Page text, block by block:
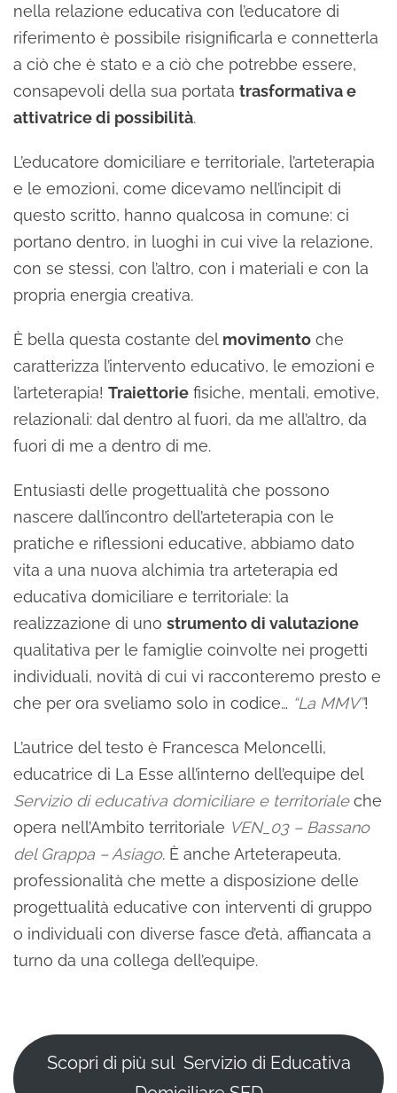
nella relazione educativa con l’educatore di
riferimento è possibile risignificarla e connetterla
a ciò che è stato e a ciò che potrebbe essere,
consapevoli della sua portata trasformativa e
attivatrice di possibilità.
L’educatore domiciliare e territoriale, l’arteterapia
e le emozioni, come dicevamo nell’incipit di
questo scritto, hanno qualcosa in comune: ci
portano dentro, in luoghi in cui vive la relazione,
con se stessi, con l’altro, con i materiali e con la
propria energia creativa.
È bella questa costante del movimento che
caratterizza l’intervento educativo, le emozioni e
l’arteterapia! Traiettorie fisiche, mentali, emotive,
relazionali: dal dentro al fuori, da me all’altro, da
fuori di me a dentro di me.
Entusiasti delle progettualità che possono
nascere dall’incontro dell’arteterapia con le
pratiche e riflessioni educative, abbiamo dato
vita a una nuova alchimia tra arteterapia ed
educativa domiciliare e territoriale: la
realizzazione di uno strumento di valutazione
qualitativa per le famiglie coinvolte nei progetti
individuali, novità di cui vi racconteremo presto e
che per ora sveliamo solo in codice… “La MMV”!
L’autrice del testo è Francesca Meloncelli,
educatrice di La Esse all’interno dell’equipe del
Servizio di educativa domiciliare e territorialeche
opera nell’Ambito territoriale VEN_03 – Bassano
del Grappa – Asiago. È anche Arteterapeuta,
professionalità che mette a disposizione delle
progettualità educative con interventi di gruppo
o individuali con diverse fasce d’età, affiancata a
turno da una collega dell’equipe.
Scopri di più sul Servizio di Educativa